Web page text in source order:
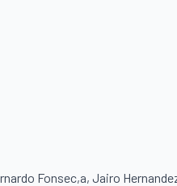
Fonsec,a, Jairo